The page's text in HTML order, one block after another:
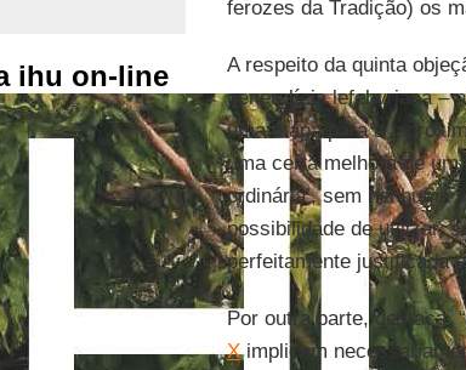
ihu on-line
ferozes da Tradição) os
A respeito da quinta
generalícia lefebvriana –
uma etapa para a
uma certa melhora de
ordinária’, sem
possibilidade de utilizar,
perfeitamente justificada
Por outra parte, destaca,
Ximplicam